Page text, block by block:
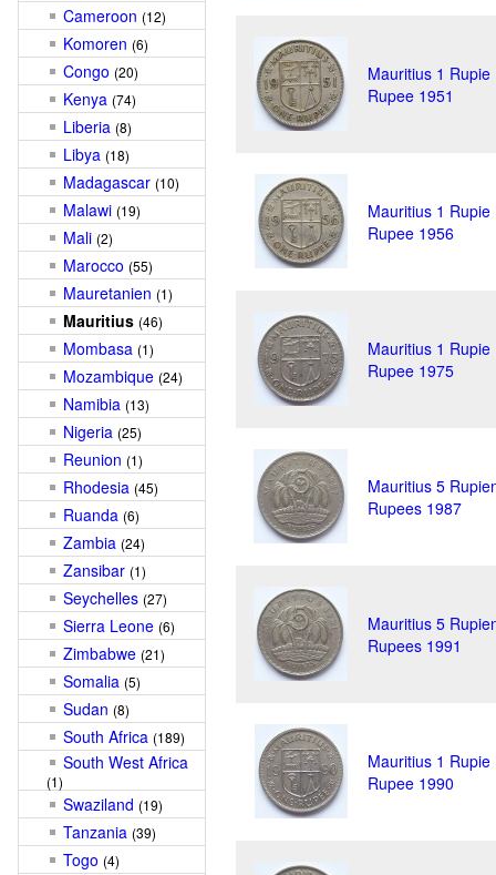
Cameroon (12)
Komoren (6)
Congo (20)
Kenya (74)
Liberia (8)
Libya (18)
Madagascar (10)
Malawi (19)
Mali (2)
Marocco (55)
Mauretanien (1)
Mauritius (46)
Mombasa (1)
Mozambique (24)
Namibia (13)
Nigeria (25)
Reunion (1)
Rhodesia (45)
Ruanda (6)
Zambia (24)
Zansibar (1)
Seychelles (27)
Sierra Leone (6)
Zimbabwe (21)
Somalia (5)
Sudan (8)
South Africa (189)
South West Africa
(1)
Swaziland (19)
Tanzania (39)
Togo (4)
Mauritius 1 Rupie
Rupee 1951
Mauritius 1 Rupie
Rupee 1956
Mauritius 1 Rupie
Rupee 1975
Mauritius 5
Rupees 1987
Mauritius 5
Rupees 1991
Mauritius 1 Rupie
Rupee 1990